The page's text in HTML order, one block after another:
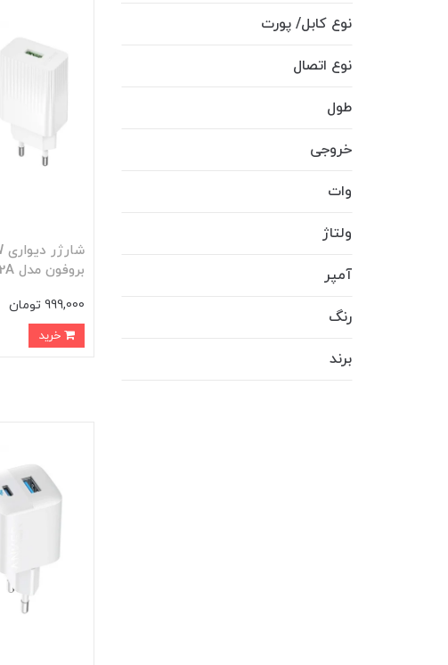
نوع کابل/ پورت
نوع اتصال
طول
خروجی
وات
ولتاژ
آمپر
رنگ
برند
بروفون مدل BAS72A
999,000 تومان